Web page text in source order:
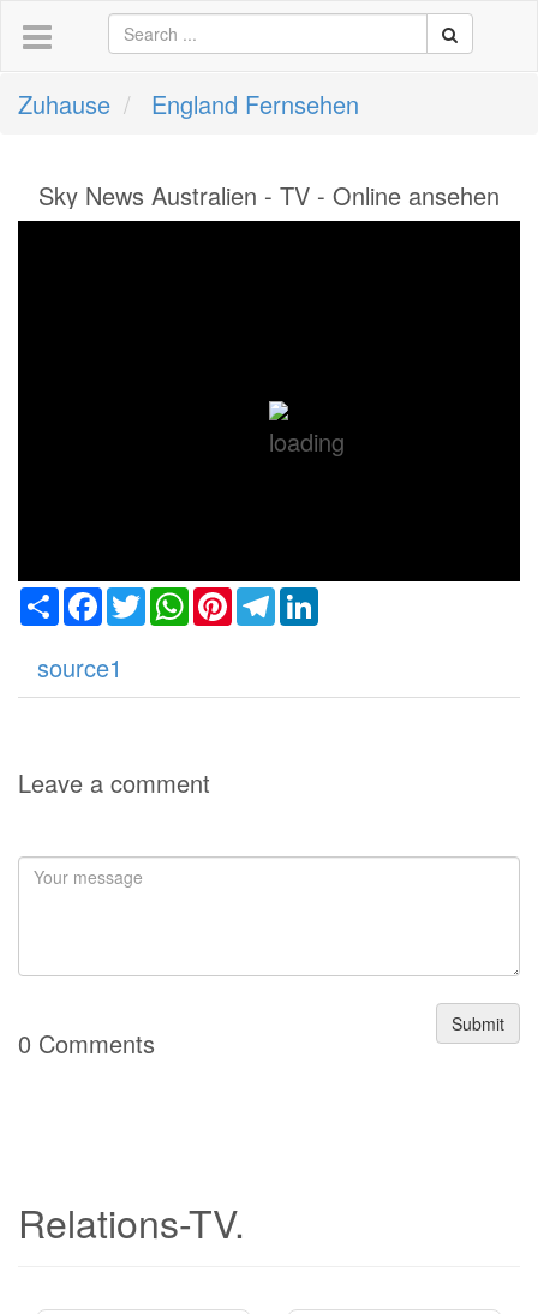
Zuhause England Fernsehen
Sky News Australien - TV - Online ansehen
ShareFacebook
TwitterWhatsApp
PinterestTelegram
source1
Leave a comment
Submit
0 Comments
Relations-TV.